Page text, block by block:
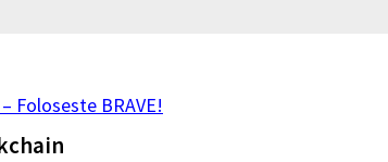
Foloseste BRAVE!